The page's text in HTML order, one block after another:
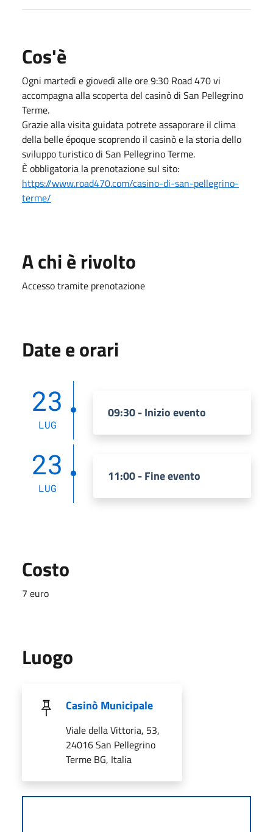
Cos'è
Ogni martedì e giovedì alle ore 9:30 Road 470 vi
accompagna alla scoperta del casinò di San Pellegrino
Terme.
Grazie alla visita guidata potrete assaporare il clima
della belle époque scoprendo il casinò e la storia dello
sviluppo turistico di San Pellegrino Terme.
È obbligatoria la prenotazione sul sito:
https://www.road470.com/casino-di-san-pellegrino-
terme/
A chi è rivolto
Accesso tramite prenotazione
Date e orari
23
LUG
09:30 - Inizio evento
23
LUG
11:00 - Fine evento
Costo
7 euro
Luogo
Casinò Municipale
Viale della Vittoria, 53,
24016 San Pellegrino
Terme BG, Italia